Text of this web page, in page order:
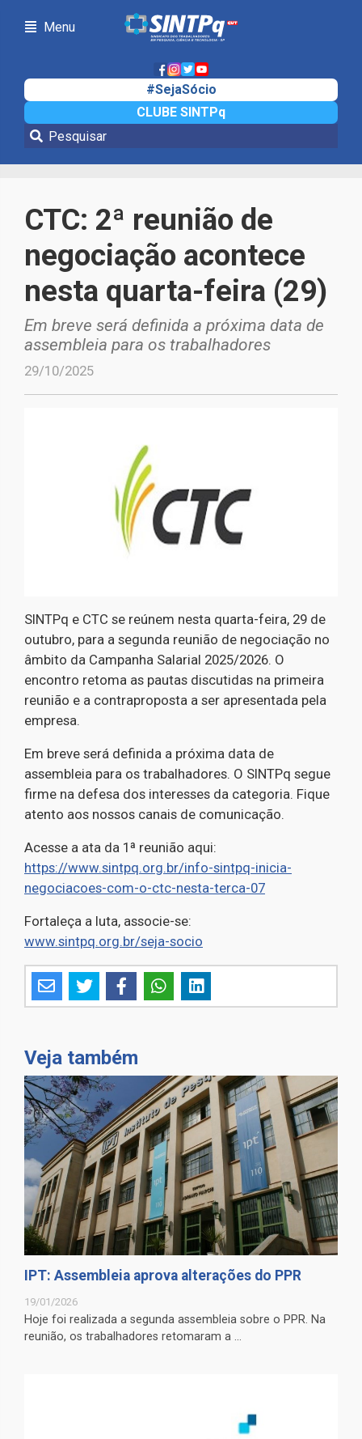
Menu
#SejaSócio
CLUBE SINTPq
Notícias
CTC: 2ª reunião de
negociação acontece
nesta quarta-feira (29)
Em breve será definida a próxima data de
assembleia para os trabalhadores
29/10/2025
SINTPq e CTC se reúnem nesta quarta-feira, 29 de
outubro, para a segunda reunião de negociação no
âmbito da Campanha Salarial 2025/2026. O
encontro retoma as pautas discutidas na primeira
reunião e a contraproposta a ser apresentada pela
empresa.
Em breve será definida a próxima data de
assembleia para os trabalhadores. O SINTPq segue
firme na defesa dos interesses da categoria. Fique
atento aos nossos canais de comunicação.
Acesse a ata da 1ª reunião aqui:
https://www.sintpq.org.br/info-sintpq-inicia-
negociacoes-com-o-ctc-nesta-terca-07
Fortaleça a luta, associe-se:
www.sintpq.org.br/seja-socio
Veja também
IPT: Assembleia aprova alterações do PPR
19/01/2026
Hoje foi realizada a segunda assembleia sobre o PPR. Na
reunião, os trabalhadores retomaram a ...